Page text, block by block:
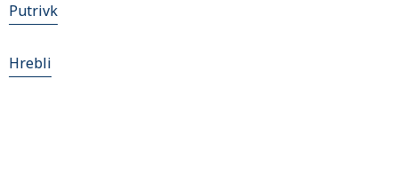
Putrivk
Hrebli